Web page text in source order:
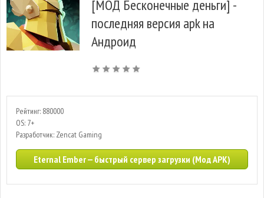
[МОД Бесконечные деньги] -
последняя версия apk на
Андроид
Рейтинг: 880000
OS: 7+
Разработчик: Zencat Gaming
Eternal Ember — быстрый сервер загрузки (Мод APK)